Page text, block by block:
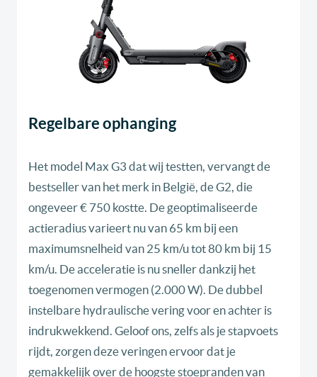
Regelbare ophanging
Het model Max G3 dat wij testten, vervangt de
bestseller van het merk in België, de G2, die
ongeveer € 750 kostte. De geoptimaliseerde
actieradius varieert nu van 65 km bij een
maximumsnelheid van 25 km/u tot 80 km bij 15
km/u. De acceleratie is nu sneller dankzij het
toegenomen vermogen (2.000 W). De dubbel
instelbare hydraulische vering voor en achter is
indrukwekkend. Geloof ons, zelfs als je stapvoets
rijdt, zorgen deze veringen ervoor dat je
gemakkelijk over de hoogste stoepranden van